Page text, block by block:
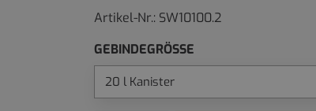
Artikel-Nr.: SW10100.2
GEBINDEGRÖSSE